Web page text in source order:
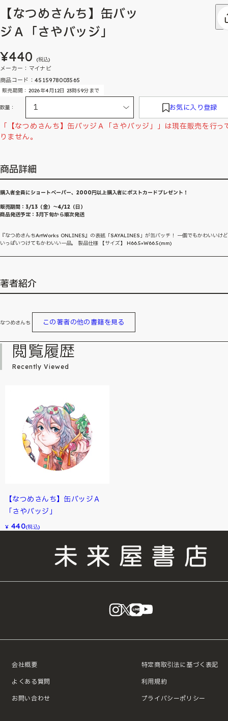
【なつめさんち】缶バッ
ジＡ「さやバッジ」
¥440 (税込)
メーカー：マイナビ
商品コード：4515978003565
販売期間：2026年4月12日 23時59分まで
数量： お気に入り登録
「【なつめさんち】缶バッジＡ「さやバッジ」」は現在販売を行っ
りません。
商品詳細
購入者全員にショートペーパー、2000円以上購入者にポストカードプレゼント！
販売期間：3/13（金）〜4/12（日）
商品発送予定：3月下旬から順次発送
『なつめさんちArtWorks ONLINES』の表紙「SAYALINES」が缶バッチ！ 一個でもかわいいけ
いっぱいつけてもかわいい一品。 製品仕様 【サイズ】 H66.5×W66.5(mm)
著者紹介
なつめさんち この著者の他の書籍を見る
閲覧履歴
Recently Viewed
【なつめさんち】缶バッジＡ
「さやバッジ」
¥ 440(税込)
instagram
X LINE
会社概要
よくある質問
お問い合わせ
特定商取引法に基づく表記
利用規約
プライバシーポリシー